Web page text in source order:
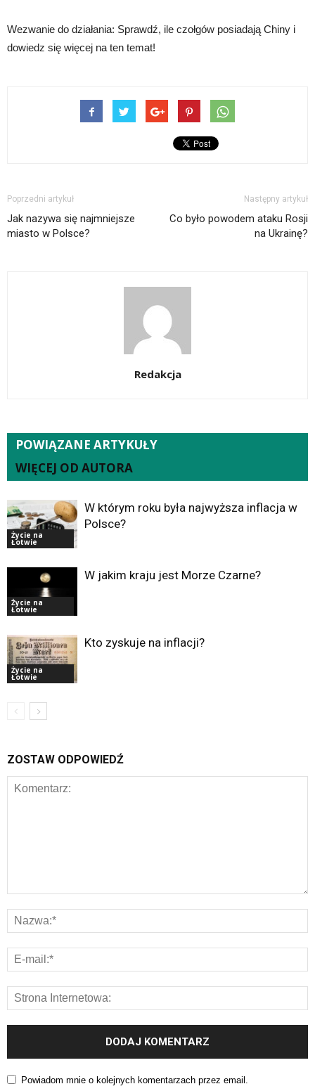
Wezwanie do działania: Sprawdź, ile czołgów posiadają Chiny i
dowiedz się więcej na ten temat!
Poprzedni artykuł
Jak nazywa się najmniejsze
miasto w Polsce?
Następny artykuł
Co było powodem ataku Rosji
na Ukrainę?
Redakcja
POWIĄZANE ARTYKUŁY
WIĘCEJ OD AUTORA
Życie na
Łotwie
W którym roku była najwyższa inflacja w
Polsce?
Życie na
Łotwie
W jakim kraju jest Morze Czarne?
Życie na
Łotwie
Kto zyskuje na inflacji?
ZOSTAW ODPOWIEDŹ
Powiadom mnie o kolejnych komentarzach przez email.